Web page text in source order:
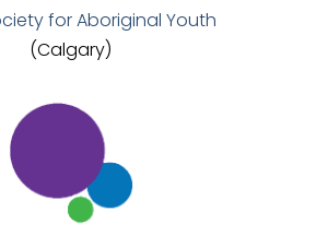
for Aboriginal Youth
(Calgary)